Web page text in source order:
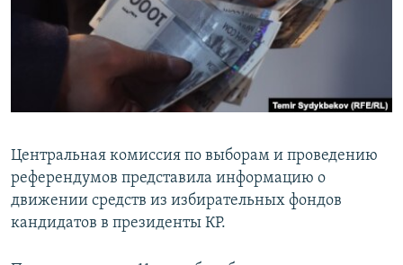
Центральная комиссия по выборам и проведению
референдумов представила информацию о
движении средств из избирательных фондов
кандидатов в президенты КР.